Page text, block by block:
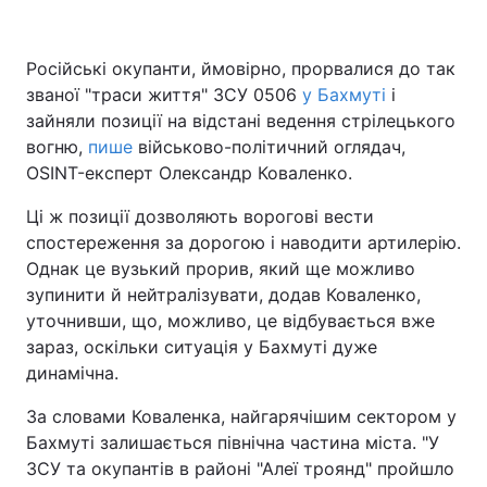
Головна Війна
Україна Політика
Спорт Наука
Техно і зв'язок
Зброя Інциденти
Здоров'я
Цікавинки Погода
Екологія Регіони
Російські окупанти, ймовірно, прорвалися до так
званої "траси життя" ЗСУ 0506 у Бахмуті і
зайняли позиції на відстані ведення стрілецького
вогню, пише військово-політичний оглядач,
OSINT-експерт Олександр Коваленко.
Ці ж позиції дозволяють ворогові вести
спостереження за дорогою і наводити артилерію.
Однак це вузький прорив, який ще можливо
зупинити й нейтралізувати, додав Коваленко,
уточнивши, що, можливо, це відбувається вже
зараз, оскільки ситуація у Бахмуті дуже
динамічна.
За словами Коваленка, найгарячішим сектором у
Бахмуті залишається північна частина міста. "У
ЗСУ та окупантів в районі "Алеї троянд" пройшло